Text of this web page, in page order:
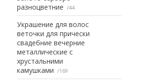
разноцветние
44
Украшение для волос
веточки для прически
свадебние вечерние
металлические с
хрустальними
камушками
169